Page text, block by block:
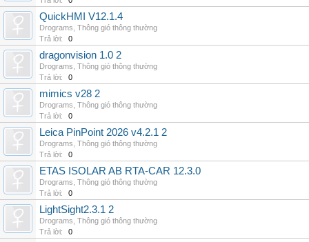
QuickHMI V12.1.4
Drograms Thông gió thông thường
Trả lời:
0
dragonvision 1.0 2
Drograms Thông gió thông thường
Trả lời:
0
mimics v28 2
Drograms Thông gió thông thường
Trả lời:
0
Leica PinPoint 2026 v4.2.1 2
Drograms Thông gió thông thường
Trả lời:
0
ETAS ISOLAR AB RTA-CAR 12.3.0
Drograms Thông gió thông thường
Trả lời:
0
LightSight2.3.1 2
Drograms Thông gió thông thường
Trả lời:
0